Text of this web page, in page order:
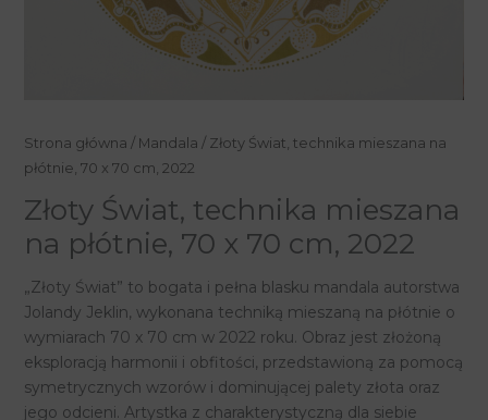
Strona główna / Mandala / Złoty Świat, technika mieszana na
płótnie, 70 x 70 cm, 2022
Złoty Świat, technika mieszana
na płótnie, 70 x 70 cm, 2022
„Złoty Świat” to bogata i pełna blasku mandala autorstwa
Jolandy Jeklin, wykonana techniką mieszaną na płótnie o
wymiarach 70 x 70 cm w 2022 roku. Obraz jest złożoną
eksploracją harmonii i obfitości, przedstawioną za pomocą
symetrycznych wzorów i dominującej palety złota oraz
jego odcieni. Artystka z charakterystyczną dla siebie
ilość
Złoty
technika
mieszana
płótnie,
70
x
70
cm,